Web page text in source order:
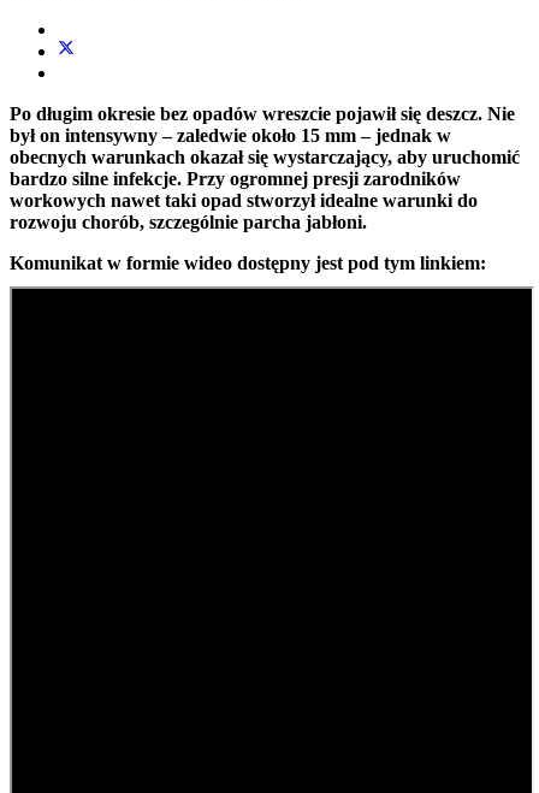
Po długim okresie bez opadów wreszcie pojawił się deszcz. Nie
był on intensywny – zaledwie około 15 mm – jednak w
obecnych warunkach okazał się wystarczający, aby uruchomić
bardzo silne infekcje. Przy ogromnej presji zarodników
workowych nawet taki opad stworzył idealne warunki do
rozwoju chorób, szczególnie parcha jabłoni.
Komunikat w formie wideo dostępny jest pod tym linkiem: